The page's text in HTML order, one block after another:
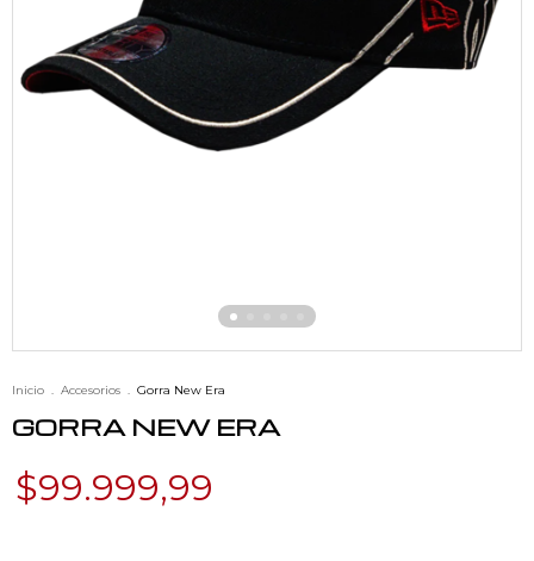
Inicio . Accesorios . Gorra New Era
GORRA NEW ERA
$99.999,99